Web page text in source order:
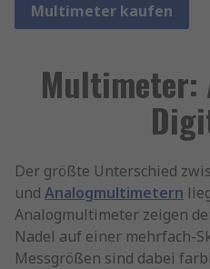
Multimeter kaufen
Multimeter:
Der größte Unterschied
und Analogmultimetern
Analogmultimeter zeigen
Nadel auf einer mehrfach-
Messgrößen sind dabei